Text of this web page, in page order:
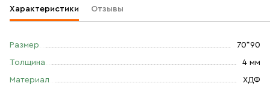
Характеристики Отзывы
Размер 70*90
Толщина 4 мм
Материал ХДФ